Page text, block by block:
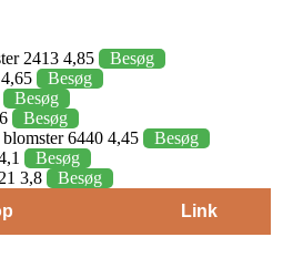
2413 4,85
Besøg
Besøg
Besøg
Besøg
6440 4,45
Besøg
Besøg
3,8
Besøg
Link